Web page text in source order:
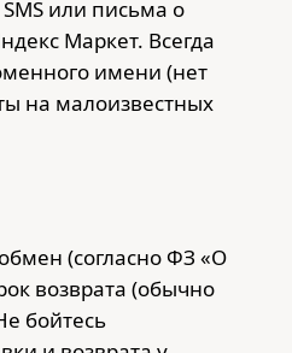
или письма о
Маркет. Всегда
имени (нет
на малоизвестных
(согласно ФЗ «О
возврата (обычно
бойтесь